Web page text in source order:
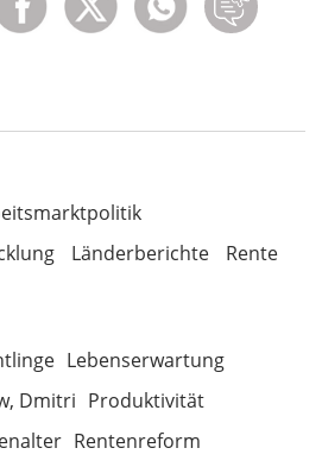
Länderberichte Rente
Lebenserwartung
Dmitri Produktivität
Rentenreform